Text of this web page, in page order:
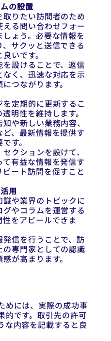
の設置
取りたい訪問者のため
える問い合わせフォー
しょう。必要な情報を
サクッと送信できる
いです。
を設けることで、返信
なく、迅速な対応を示
つながります。
を定期的に更新するこ
明性を維持します。
や新しい業務内容、
、最新情報を提供す
す。
セクションを設けて、
有益な情報を発信す
ピート訪問を促すこと
用
識や業界のトピックに
グやコラムを運営する
性をアピールできま
発信を行うことで、訪
の専門家としての認識
が高まります。
めには、実際の成功事
的です。取引先の許可
な内容を記載すると良